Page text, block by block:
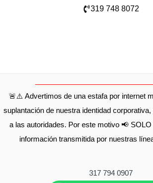
319 748 8072
🚨⚠️ Advertimos de una estafa por internet
suplantación de nuestra identidad
a las autoridades. Por este motivo 📢
información transmitida por nuestras
317 794 0907